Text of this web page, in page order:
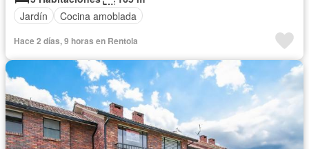
Jardín
Cocina amoblada
Hace 2 días, 9 horas en Rentola